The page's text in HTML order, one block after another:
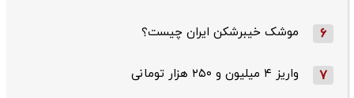
6 موشک خیبرشکن ایران چیست؟
7 واریز ۴ میلیون و ۲۵۰ هزار تومانی